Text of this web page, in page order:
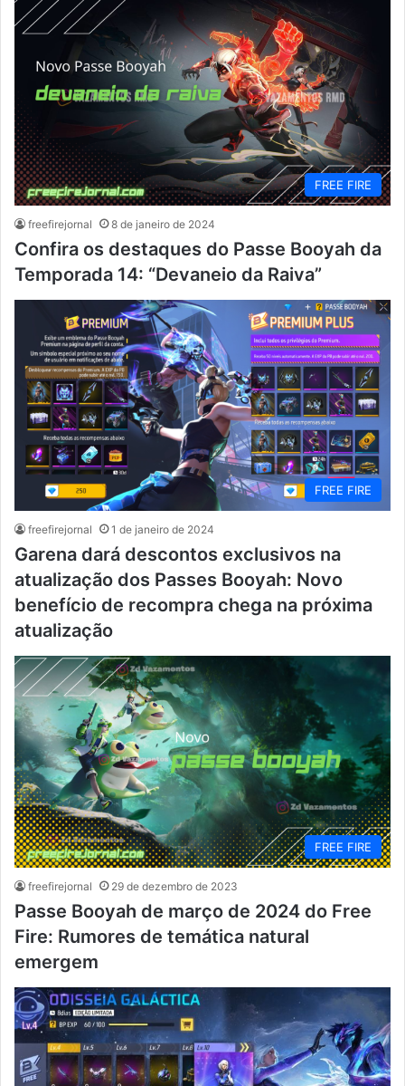
FREE FIRE
freefirejornal 8 de janeiro de 2024
Confira os destaques do Passe Booyah da
Temporada 14: “Devaneio da Raiva”
FREE FIRE
freefirejornal 1 de janeiro de 2024
Garena dará descontos exclusivos na
atualização dos Passes Booyah: Novo
benefício de recompra chega na próxima
atualização
FREE FIRE
freefirejornal 29 de dezembro de 2023
Passe Booyah de março de 2024 do Free
Fire: Rumores de temática natural
emergem